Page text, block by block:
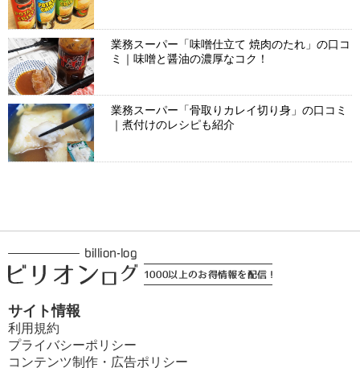
業務スーパー「味噌仕立て 焼肉のたれ」の口コ
ミ｜味噌と醤油の濃厚なコク！
業務スーパー「骨取りカレイ切り身」の口コミ
｜煮付けのレシピも紹介
サイト情報
利用規約
プライバシーポリシー
コンテンツ制作・広告ポリシー